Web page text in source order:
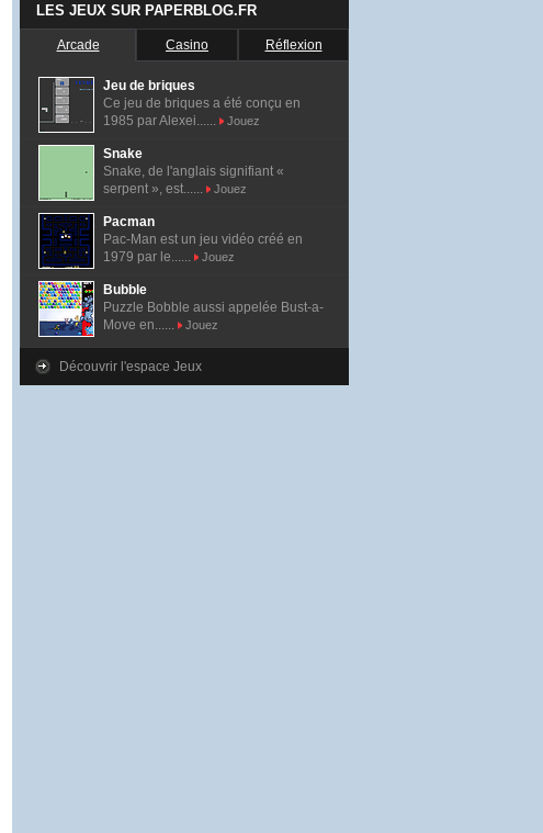
LES JEUX SUR PAPERBLOG.FR
Arcade Casino Réflexion
Jeu de briques
Ce jeu de briques a été conçu en
1985 par Alexei......
Jouez
Snake
Snake, de l'anglais signifiant «
serpent », est......
Jouez
Pacman
Pac-Man est un jeu vidéo créé en
1979 par le......
Jouez
Bubble
Puzzle Bobble aussi appelée Bust-a-
Move en......
Jouez
Découvrir l'espace Jeux